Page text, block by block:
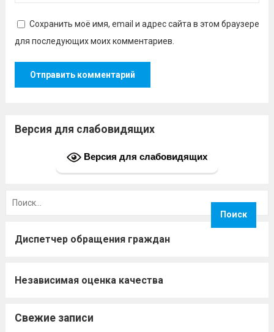
Сохранить моё имя, email и адрес сайта в этом браузере
для последующих моих комментариев.
Версия для слабовидящих
Версия для слабовидящих
Диспетчер обращения граждан
Независимая оценка качества
Свежие записи